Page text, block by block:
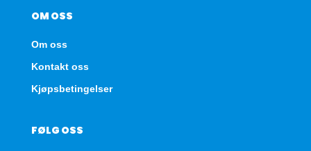
OM OSS
Om oss
Kontakt oss
Kjøpsbetingelser
FØLG OSS